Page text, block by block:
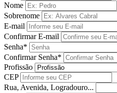
Nome
Sobrenome
E-mail
Confirmar E-mail
Senha*
Confirmar Senha*
Profissão
CEP
Rua, Avenida, Logradouro...